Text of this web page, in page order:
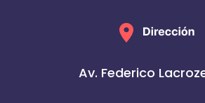
Av. Federico Lacroze